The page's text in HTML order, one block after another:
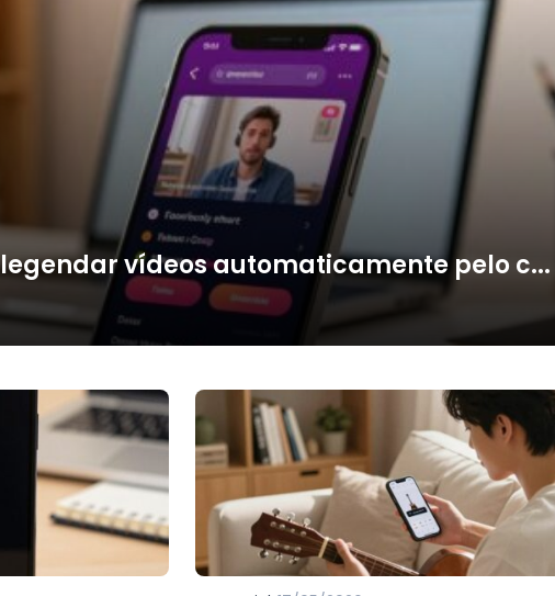
vídeos automaticamente pelo c...